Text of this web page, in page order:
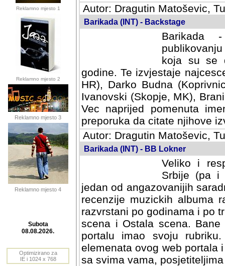
Reklamno mjesto 1
Reklamno mjesto 2
Reklamno mjesto 3
Reklamno mjesto 4
Autor: Dragutin Matoševic,
Barikada (INT) - Backstage
Barikada
koja su se
godine. Te izvjestaje
HR), Darko Budna
Ivanovski (Skopje, MK),
Vec naprijed pomenuta
preporuka da citate njihove
Autor: Dragutin Matoševic,
Barikada (INT) - BB Lokner
Veliko i
Srbije (pa i
jedan od angazovanijih
recenzije muzickih albuma
razvrstani po godinama i po
scena i Ostala scena.
portalu imao svoju
elemenata ovog web portala
sa svima vama,